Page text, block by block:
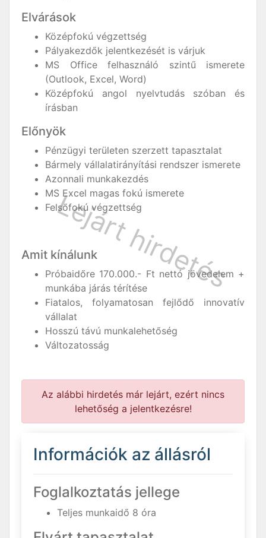
Elvárások
Középfokú végzettség
Pályakezdők jelentkezését is várjuk
MS Office felhasználó szintű ismerete
(Outlook, Excel, Word)
Középfokú angol nyelvtudás szóban és
írásban
Előnyök
Pénzügyi területen szerzett tapasztalat
Bármely vállalatirányítási rendszer ismerete
Azonnali munkakezdés
MS Excel magas fokú ismerete
Felsőfokú végzettség
Amit kínálunk
Próbaidőre 170.000.- Ft nettó jövedelem +
munkába járás térítése
Fiatalos, folyamatosan fejlődő innovatív
vállalat
Hosszú távú munkalehetőség
Változatosság
Az alábbi hirdetés már lejárt, ezért nincs
lehetőség a jelentkezésre!
Információk az állásról
Foglalkoztatás jellege
Teljes munkaidő 8 óra